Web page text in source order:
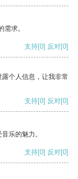
求。
支持[0] 反对[0]
个人信息，让我非常
支持[0] 反对[0]
乐的魅力。
支持[0] 反对[0]